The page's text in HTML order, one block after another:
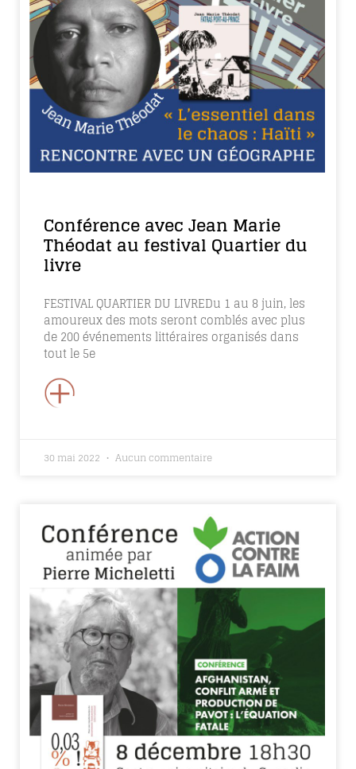
Conférence avec Jean Marie
Théodat au festival Quartier du
livre
FESTIVAL QUARTIER DU LIVREDu 1 au 8 juin, les
amoureux des mots seront comblés avec plus
de 200 événements littéraires organisés dans
tout le 5e
+
30 mai 2022 Aucun commentaire